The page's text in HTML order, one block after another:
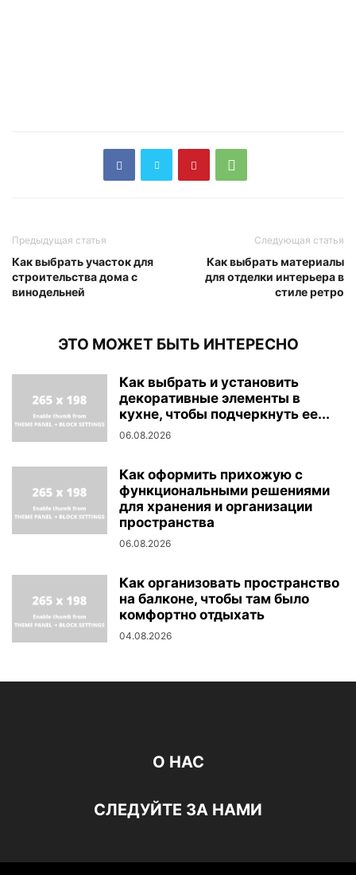
Предыдущая статья
Как выбрать участок для
строительства дома с
винодельней
Следующая статья
Как выбрать материалы
для отделки интерьера в
стиле ретро
ЭТО МОЖЕТ БЫТЬ ИНТЕРЕСНО
Как выбрать и установить
декоративные элементы в
кухне, чтобы подчеркнуть ее...
06.08.2026
Как оформить прихожую с
функциональными решениями
для хранения и организации
пространства
06.08.2026
Как организовать пространство
на балконе, чтобы там было
комфортно отдыхать
04.08.2026
О НАС
СЛЕДУЙТЕ ЗА НАМИ